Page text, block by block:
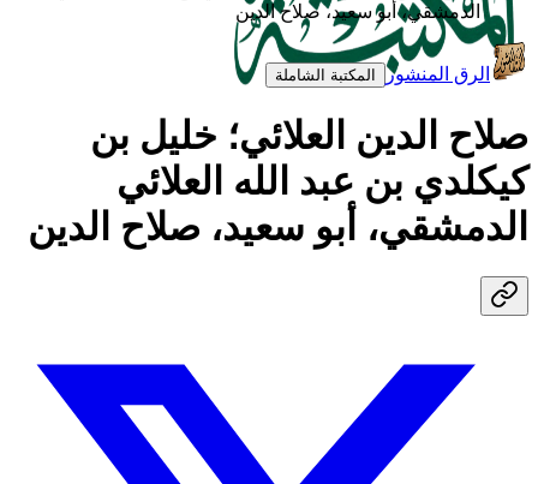
الدمشقي، أبو سعيد، صلاح الدين
الرق المنشور المكتبة الشاملة
صلاح الدين العلائي؛ خليل بن
كيكلدي بن عبد الله العلائي
الدمشقي، أبو سعيد، صلاح الدين